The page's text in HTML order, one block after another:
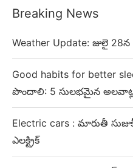
Breaking News
Weather Update: జులై
Good habits for better
పొందాలి: 5 సులభమైన
Electric cars : మారుతీ
ఎలక్ట్రిక్